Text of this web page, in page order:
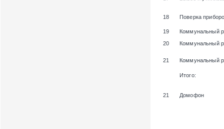
18 Поверка
19
Коммунальный
20
Коммунальный
21 Коммунальный
Итого:
21 Домофон